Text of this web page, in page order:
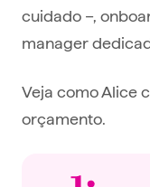
cuidado –,
manager
Veja como Alice
orçamento.